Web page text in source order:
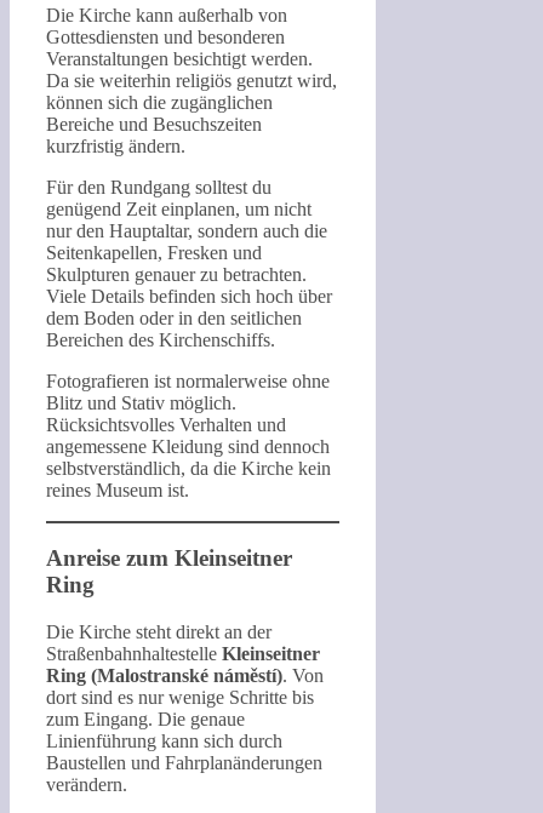
Die Kirche kann außerhalb von
Gottesdiensten und besonderen
Veranstaltungen besichtigt werden.
Da sie weiterhin religiös genutzt wird,
können sich die zugänglichen
Bereiche und Besuchszeiten
kurzfristig ändern.
Für den Rundgang solltest du
genügend Zeit einplanen, um nicht
nur den Hauptaltar, sondern auch die
Seitenkapellen, Fresken und
Skulpturen genauer zu betrachten.
Viele Details befinden sich hoch über
dem Boden oder in den seitlichen
Bereichen des Kirchenschiffs.
Fotografieren ist normalerweise ohne
Blitz und Stativ möglich.
Rücksichtsvolles Verhalten und
angemessene Kleidung sind dennoch
selbstverständlich, da die Kirche kein
reines Museum ist.
Anreise zum Kleinseitner
Ring
Die Kirche steht direkt an der
Straßenbahnhaltestelle Kleinseitner
Ring (Malostranské náměstí). Von
dort sind es nur wenige Schritte bis
zum Eingang. Die genaue
Linienführung kann sich durch
Baustellen und Fahrplanänderungen
verändern.